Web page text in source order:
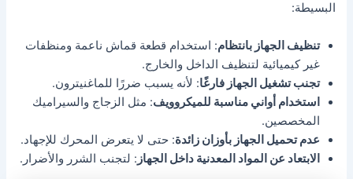
البسيطة:
تنظيف الجهاز بانتظام: استخدام قطعة قماش ناعمة ومنظفات
غير كيميائية لتنظيف الداخل والخارج.
تجنب تشغيل الجهاز فارغًا: لأنه يسبب ضررًا للماغنيترون.
استخدام أواني مناسبة للميكروويف: مثل الزجاج والسيراميك
المخصصين.
عدم تحميل الجهاز بأوزان زائدة: حتى لا يتعرض المحرك للإجهاد.
الابتعاد عن المواد المعدنية داخل الجهاز : لتجنب الشرر والأضرار.